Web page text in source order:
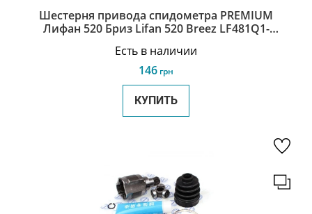
Шестерня привода спидометра PREMIUM
Лифан 520 Бриз Lifan 520 Breez LF481Q1-
Есть в наличии
146 грн
КУПИТЬ